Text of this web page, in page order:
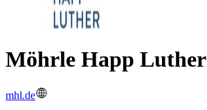
Möhrle Happ Luther
mhl.de